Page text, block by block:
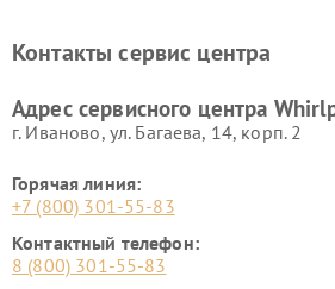
Контакты сервис центра
Адрес сервисного центра
г. Иваново, ул. Багаева, 14, корп. 2
Горячая линия:
+7 (800) 301-55-83
Контактный телефон:
8 (800) 301-55-83